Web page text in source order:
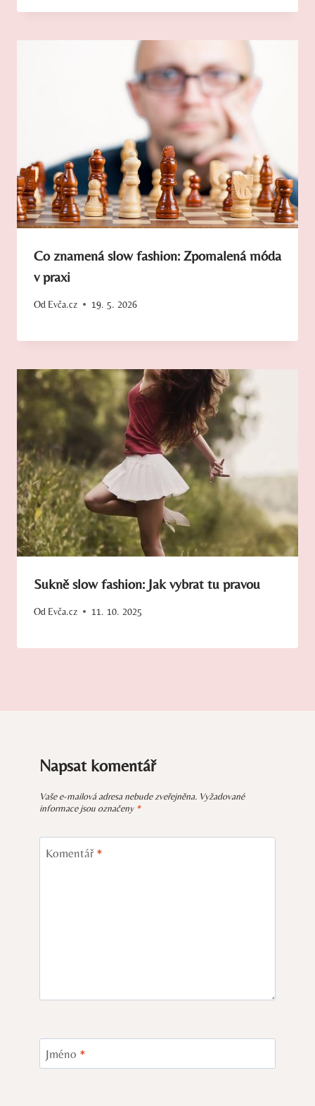
Co znamená slow fashion: Zpomalená móda
v praxi
Od Evča.cz 19. 5. 2026
Sukně slow fashion: Jak vybrat tu pravou
Od Evča.cz 11. 10. 2025
Napsat komentář
Vaše e-mailová adresa nebude zveřejněna. Vyžadované
informace jsou označeny *
Komentář *
Jméno *